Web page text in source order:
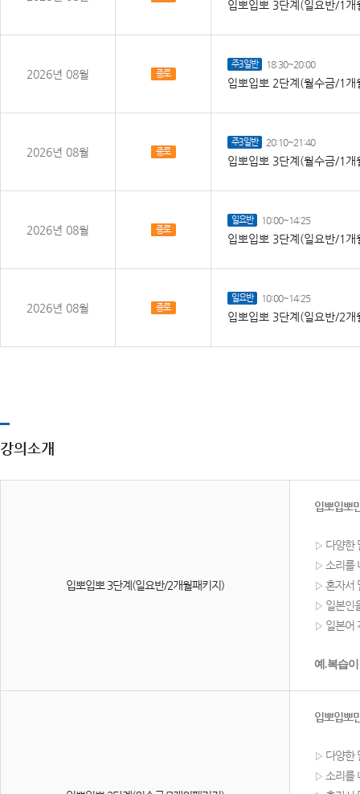
입뽀입뽀 3단계(일요반/1개
2026년 08월 종로
주3일반 18:30~20:00
입뽀입뽀 2단계(월수금/1개
2026년 08월 종로
주3일반 20:10~21:40
입뽀입뽀 3단계(월수금/1개
2026년 08월 종로
일요반 10:00~14:25
입뽀입뽀 3단계(일요반/1개
2026년 08월 종로
일요반 10:00~14:25
입뽀입뽀 3단계(일요반/2개
강의소개
입뽀입뽀 3단계(일요반/2개월패키지)
입뽀입뽀
▷ 다양한
▷ 소리를
▷ 혼자서
▷ 일본인
▷ 일본어
예.복습
입뽀입뽀
▷ 다양한
▷ 소리를